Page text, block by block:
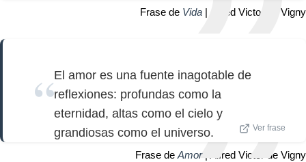
Frase de Vida | Alfred Victor de Vigny
El amor es una fuente inagotable de
reflexiones: profundas como la
eternidad, altas como el cielo y
grandiosas como el universo.
Ver frase
Frase de Amor| Alfred Victor de Vigny